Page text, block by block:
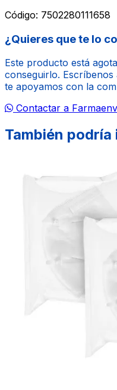
Código: 7502280111658
¿Quieres que te lo
Este producto está
conseguirlo.
te apoyamos con la
Contactar a
También